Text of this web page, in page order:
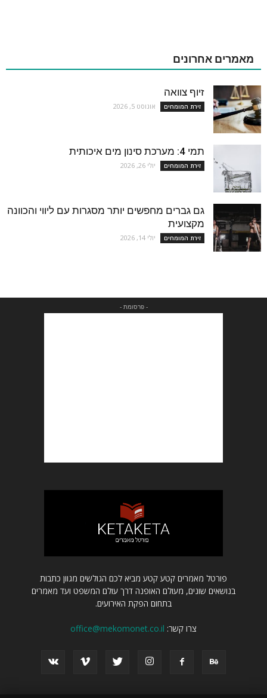
מאמרים אחרונים
זיוף צוואה
זירת המומחים אוגוסט 5, 2026
תמי 4: מערכת סינון מים איכותית
זירת המומחים יולי 26, 2026
גם גברים מחפשים יותר מסגרות עם ליווי והכוונה
מקצועית
זירת המומחים יולי 14, 2026
- פרסומת -
פורטל מאמרים קטע קטע מביא לכם הגולשים מגוון כתבות
בנושאים שונים, מעולם האופנה דרך עולם המשפט ועד מאמרים
בתחום הפקת האירועים.
צרו קשר: office@mekomonet.co.il